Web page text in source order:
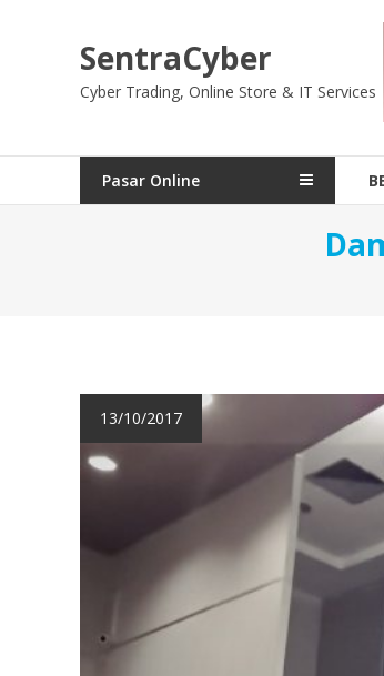
SentraCyber
Cyber Trading, Online Store & IT Services
Pasar Online
13/10/2017